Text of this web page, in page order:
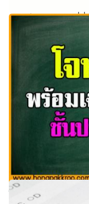
ดาวน์โหลดด่วนที่นี่!
โจทย์ข้อสอบ พร้อ